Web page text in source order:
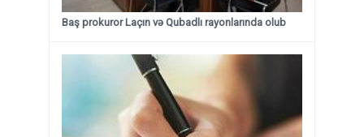
Baş prokuror Laçın və Qubadlı rayonlarında olub